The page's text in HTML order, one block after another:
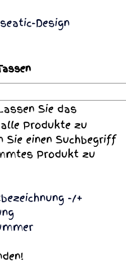
Sie das
Produkte zu
Sie einen Suchbegriff
Produkt zu
-/+